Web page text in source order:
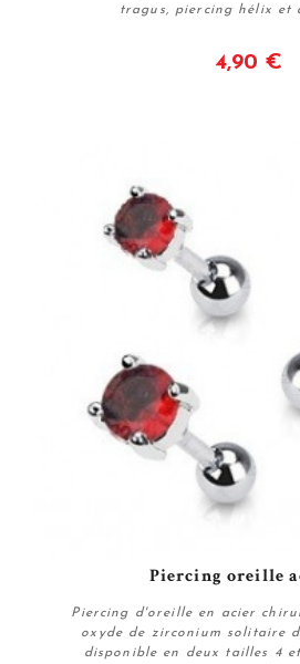
tragus, piercing hélix et
4,90 €
Piercing oreille
Piercing d'oreille en acier
oxyde de zirconium solitaire
disponible en deux tailles 4